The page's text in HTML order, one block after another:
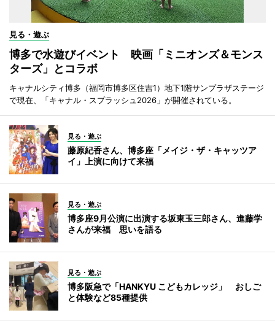
見る・遊ぶ
博多で水遊びイベント 映画「ミニオンズ＆モンス
ターズ」とコラボ
キャナルシティ博多（福岡市博多区住吉1）地下1階サンプラザステージ
で現在、「キャナル・スプラッシュ2026」が開催されている。
見る・遊ぶ
藤原紀香さん、博多座「メイジ・ザ・キャッツア
イ」上演に向けて来福
見る・遊ぶ
博多座9月公演に出演する坂東玉三郎さん、進藤学
さんが来福 思いを語る
見る・遊ぶ
博多阪急で「HANKYU こどもカレッジ」 おしご
と体験など85種提供